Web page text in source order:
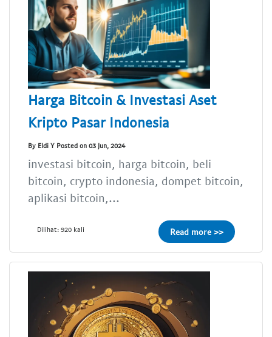
Harga Bitcoin & Investasi Aset
Kripto Pasar Indonesia
By Eldi Y Posted on 03 Jun, 2024
investasi bitcoin, harga bitcoin, beli
bitcoin, crypto indonesia, dompet bitcoin,
aplikasi bitcoin,...
Dilihat: 920 kali Read more >>